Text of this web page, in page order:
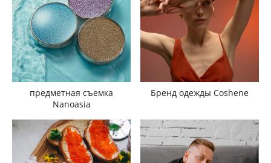
предметная съемка
Nanoasia
Бренд одежды Coshene